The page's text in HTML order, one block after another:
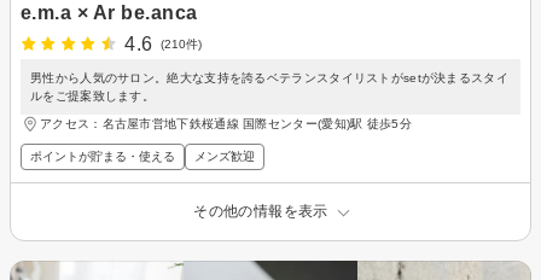
e.m.a × Ar be.anca
4.6
(210件)
男性から人気のサロン。絶大な支持を誇るベテランスタイリストがsetが決まるスタイ
ルをご提案致します。
アクセス：名古屋市営地下鉄桜通線 国際センター(愛知)駅 徒歩5分
ポイントが貯まる・使える メンズ歓迎
その他の情報を表示